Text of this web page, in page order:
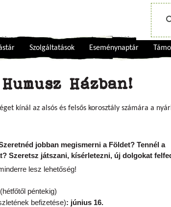
Szolgáltatások Eseménynaptár
Házban!
kínál az alsós és felsős korosztály számára a
jobban megismerni a Földet? Tennél a
Szeretsz játszani, kísérletezni, új dolgokat
lesz lehetőség!
(hétfőtől péntekig)
befizetése): június 16.